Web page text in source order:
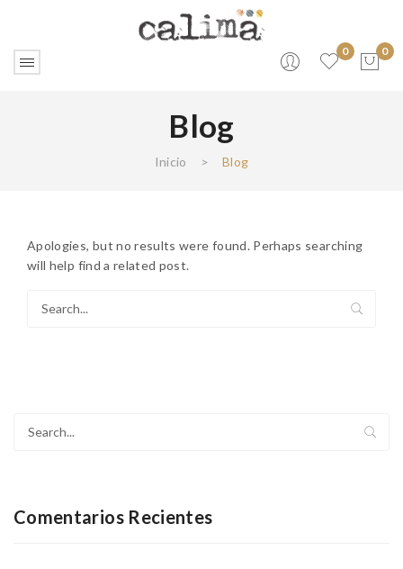
0
No products in the cart.
0
Blog
Inicio > Blog
Apologies, but no results were found. Perhaps searching
will help find a related post.
Comentarios Recientes